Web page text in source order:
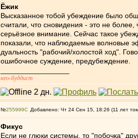
Ёжик
Высказанное тобой убеждение было
считали, что сновидения - это не
серьёзное внимание. Сейчас такое
показали, что наблюдаемые волновые
дуальность "рабочий/холостой ход".
ошибочное суждение, предубеждение.
нео-буддист
№255999 Добавлено: Чт 24 Сен 15, 18:26 (11 лет
Фикус
Если не глюки системы, то "побочка"